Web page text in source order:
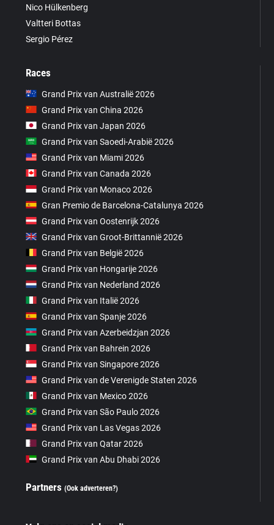
Nico Hülkenberg
Valtteri Bottas
Sergio Pérez
Races
Grand Prix van Australië 2026
Grand Prix van China 2026
Grand Prix van Japan 2026
Grand Prix van Saoedi-Arabië 2026
Grand Prix van Miami 2026
Grand Prix van Canada 2026
Grand Prix van Monaco 2026
Gran Premio de Barcelona-Catalunya 2026
Grand Prix van Oostenrijk 2026
Grand Prix van Groot-Brittannië 2026
Grand Prix van België 2026
Grand Prix van Hongarije 2026
Grand Prix van Nederland 2026
Grand Prix van Italië 2026
Grand Prix van Spanje 2026
Grand Prix van Azerbeidzjan 2026
Grand Prix van Bahrein 2026
Grand Prix van Singapore 2026
Grand Prix van de Verenigde Staten 2026
Grand Prix van Mexico 2026
Grand Prix van São Paulo 2026
Grand Prix van Las Vegas 2026
Grand Prix van Qatar 2026
Grand Prix van Abu Dhabi 2026
Partners(Ook adverteren?)